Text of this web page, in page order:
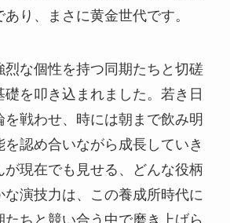
り、まさに黄金世代です。
烈な個性を持つ同期たちと切磋
を叩き込まれました。若き日
戦わせ、時には朝まで飲み明
認め合いながら成長していき
が現在でも見せる、どんな役柄
な演技力は、この養成所時代に
ちと競い合う中で磨き上げら